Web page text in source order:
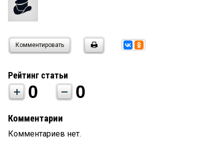
Комментировать
Рейтинг статьи
0 0
Комментарии
Комментариев нет.